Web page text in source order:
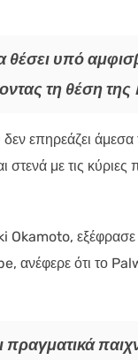
υπό
τη θέση
επηρεάζει άμεσα
στενά με τις
εξέφρασε
ανέφερε ότι το